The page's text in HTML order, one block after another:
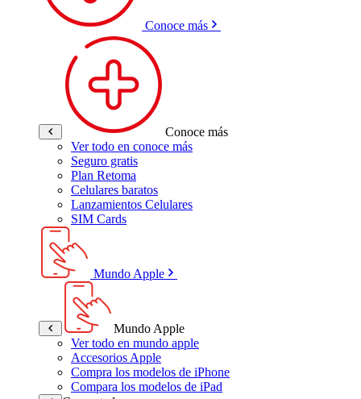
Conoce más
Conoce más
Ver todo en conoce más
Seguro gratis
Plan Retoma
Celulares baratos
Lanzamientos Celulares
SIM Cards
Mundo Apple
Mundo Apple
Ver todo en mundo apple
Accesorios Apple
Compra los modelos de iPhone
Compara los modelos de iPad